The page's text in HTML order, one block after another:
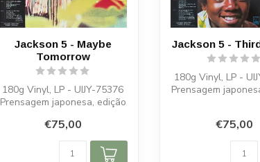
Jackson 5 - Maybe
Tomorrow
180g Vinyl, LP - UIJY-75376
Prensagem japonesa, edição
€75,00
Jackson 5 -
180g Vinyl, LP -
Prensagem
€75,00